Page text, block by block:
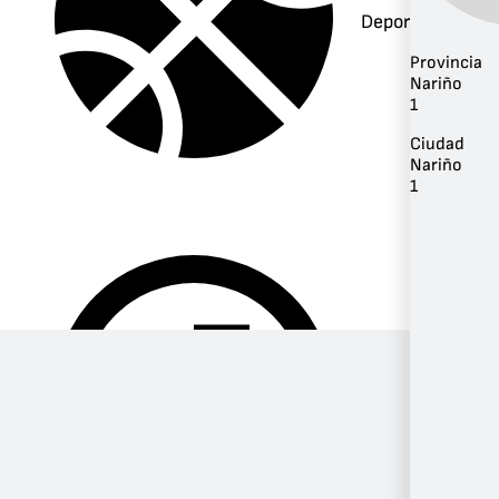
Deportes
Provincia
Nariño
1
Ciudad
Nariño
1